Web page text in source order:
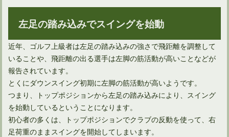
ドライバーの引っ掛けはシャフトの前に確認することがある
左足の踏み込みでスイングを始動
近年、ゴルフ上級者は左足の踏み込みの強さで飛距離を調整して
いることや、飛距離の出る選手は左脚の筋活動が高いことなどが
報告されています。
とくにダウンスイング初期に左脚の筋活動が高いようです。
つまり、トップポジションから左足の踏み込みにより、スイング
を始動しているということになります。
初心者の多くは、トップポジションでクラブの反動を使って、右
足荷重のままスイングを開始してしまいます。